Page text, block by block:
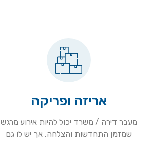
אריזה ופריקה
מעבר דירה / משרד יכול להיות אירוע מרגש
שמזמן התחדשות והצלחה, אך יש לו גם